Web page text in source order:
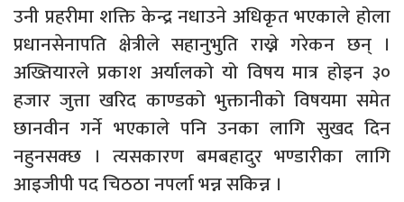
उनी प्रहरीमा शक्ति केन्द्र नधाउने अधिकृत भएकाले होला
प्रधानसेनापति क्षेत्रीले सहानुभुति राख्ने गरेकन छन् ।
अख्तियारले प्रकाश अर्यालको यो विषय मात्र होइन ३०
हजार जुत्ता खरिद काण्डको भुक्तानीको विषयमा समेत
छानवीन गर्ने भएकाले पनि उनका लागि सुखद दिन
नहुनसक्छ । त्यसकारण बमबहादुर भण्डारीका लागि
आइजीपी पद चिठठा नपर्ला भन्न सकिन्न ।